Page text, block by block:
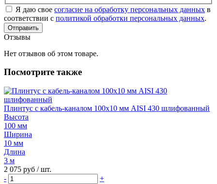
Я даю свое согласие на обработку персональных данных в
соответствии с политикой обработки персональных данных.
Отправить
Отзывы
Нет отзывов об этом товаре.
Посмотрите также
Плинтус с кабель-каналом 100х10 мм AISI 430 шлифованный
Высота
100 мм
Ширина
10 мм
Длина
3 м
2 075 руб / шт.
-
+